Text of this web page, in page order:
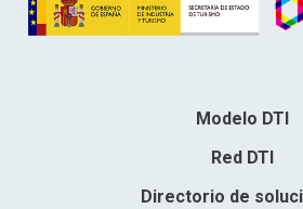
Modelo DTI
Red DTI
Directorio de